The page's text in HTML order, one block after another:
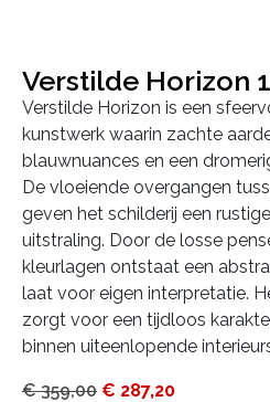
Verstilde Horizon
Verstilde Horizon is een
kunstwerk waarin zachte
blauwnuances en een
De vloeiende overgangen
geven het schilderij een
uitstraling. Door de losse
kleurlagen ontstaat een
laat voor eigen interpretatie.
zorgt voor een tijdloos
binnen uiteenlopende
€359,00 € 287,20